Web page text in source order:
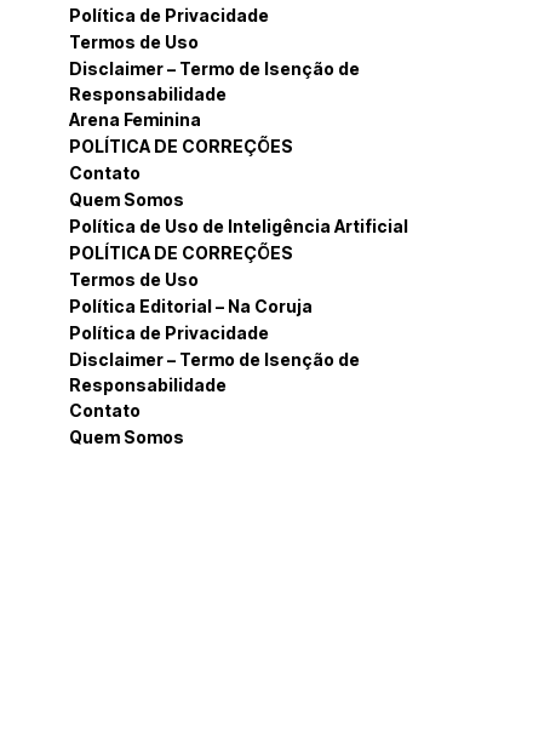
Política de Privacidade
Termos de Uso
Disclaimer – Termo de Isenção de
Responsabilidade
Arena Feminina
POLÍTICA DE CORREÇÕES
Contato
Quem Somos
Política de Uso de Inteligência Artificial
POLÍTICA DE CORREÇÕES
Termos de Uso
Política Editorial – Na Coruja
Política de Privacidade
Disclaimer – Termo de Isenção de
Responsabilidade
Contato
Quem Somos